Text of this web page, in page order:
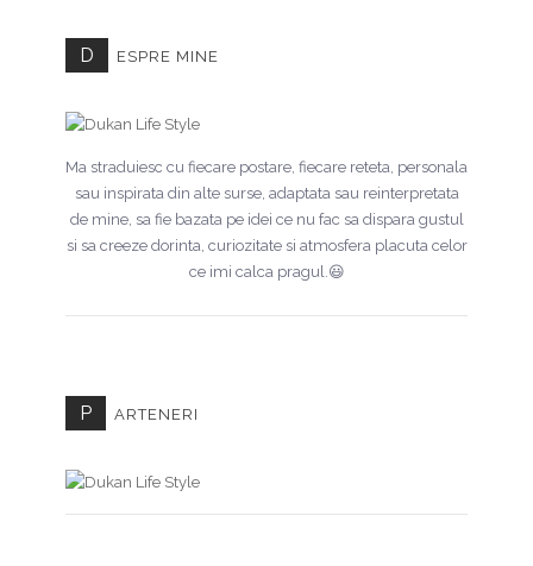
D ESPRE MINE
Ma straduiesc cu fiecare postare, fiecare reteta, personala
sau inspirata din alte surse, adaptata sau reinterpretata
de mine, sa fie bazata pe idei ce nu fac sa dispara gustul
si sa creeze dorinta, curiozitate si atmosfera placuta celor
ce imi calca pragul.😃
P ARTENERI